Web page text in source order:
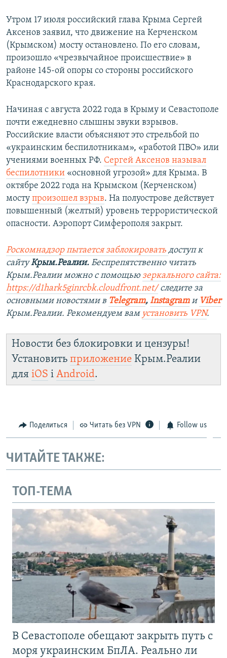
Утром 17 июля российский глава Крыма Сергей
Аксенов заявил, что движение на Керченском
(Крымском) мосту остановлено. По его словам,
произошло «чрезвычайное происшествие» в
районе 145-ой опоры со стороны российского
Краснодарского края.
Начиная с августа 2022 года в Крыму и Севастополе
почти ежедневно слышны звуки взрывов.
Российские власти объясняют это стрельбой по
«украинским беспилотникам», «работой ПВО» или
учениями военных РФ. Сергей Аксенов называл
беспилотники «основной угрозой» для Крыма. В
октябре 2022 года на Крымском (Керченском)
мосту произошел взрыв. На полуострове действует
повышенный (желтый) уровень террористической
опасности. Аэропорт Симферополя закрыт.
Роскомнадзор пытается заблокировать доступ к
сайтуКрым.Реалии. Беспрепятственно читать
Крым.Реалии можно с помощью зеркального сайта:
https://d1hark5ginrcbk.cloudfront.net/следите за
основными новостями в Telegram, Instagramи Viber
Крым.Реалии. Рекомендуем вам установить VPN.
Новости без блокировки и цензуры!
Установить приложение Крым.Реалии
для iOS і Android.
Поделиться Читать без VPN Follow us
ЧИТАЙТЕ ТАКЖЕ:
ТОП-ТЕМА
В Севастополе обещают закрыть путь с
моря украинским БпЛА. Реально ли